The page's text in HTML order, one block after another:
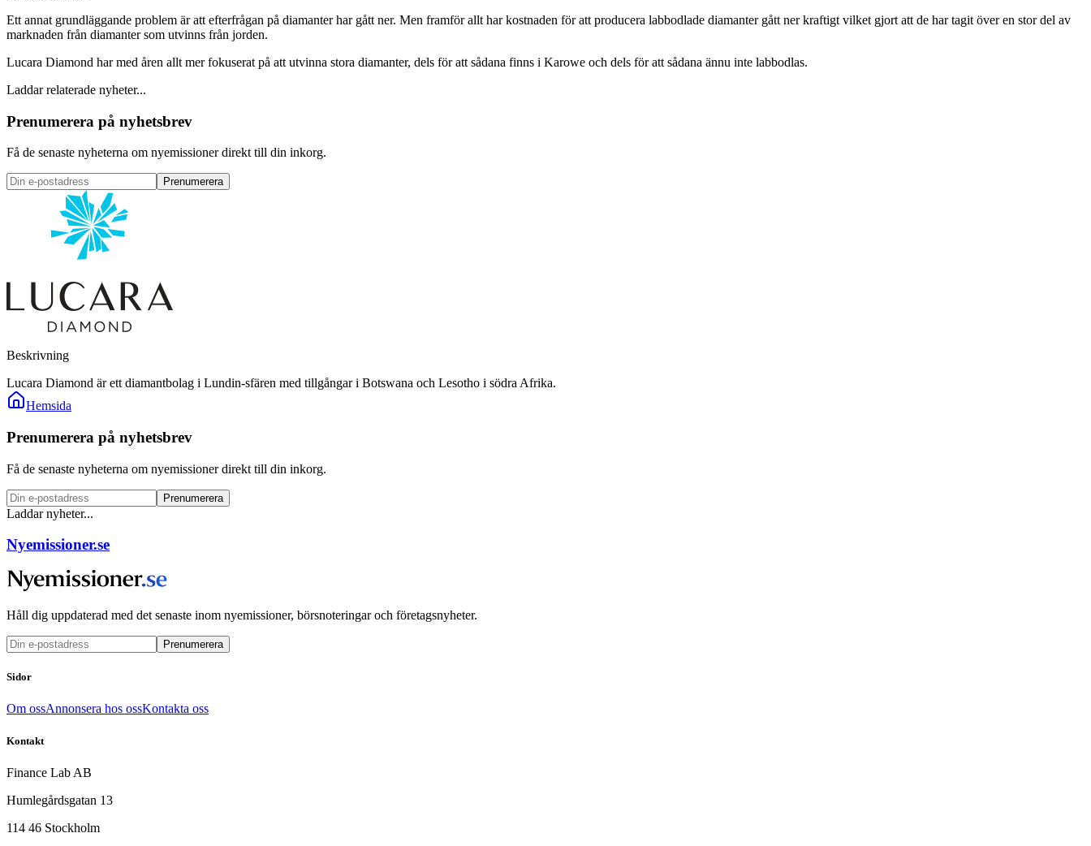
Ett annat grundläggande problem är att efterfrågan på diamanter har gått ner. Men framför allt har kostnaden för att producera labbodlade diamanter gått ner kraftigt vilket gjort att de har tagit över en stor del av
marknaden från diamanter som utvinns från jorden.
Lucara Diamond har med åren allt mer fokuserat på att utvinna stora diamanter, dels för att sådana finns i Karowe och dels för att sådana ännu inte labbodlas.
Laddar relaterade nyheter...
Prenumerera på nyhetsbrev
Få de senaste nyheterna om nyemissioner direkt till din inkorg.
Prenumerera
Beskrivning
Lucara Diamond är ett diamantbolag i Lundin-sfären med tillgångar i Botswana och Lesotho i södra Afrika.
Hemsida
Prenumerera på nyhetsbrev
Få de senaste nyheterna om nyemissioner direkt till din inkorg.
Prenumerera
Laddar nyheter...
Nyemissioner.se
Håll dig uppdaterad med det senaste inom nyemissioner, börsnoteringar och företagsnyheter.
Prenumerera
Sidor
Om ossAnnonsera hos ossKontakta oss
Kontakt
Finance Lab AB
Humlegårdsgatan 13
114 46 Stockholm